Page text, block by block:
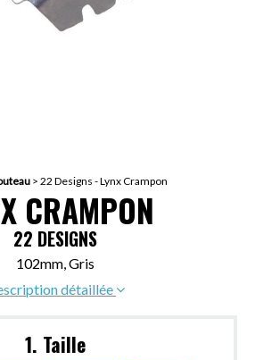
> 22 Designs - Lynx Crampon
CRAMPON
22 DESIGNS
102mm, Gris
détaillée
1. Taille